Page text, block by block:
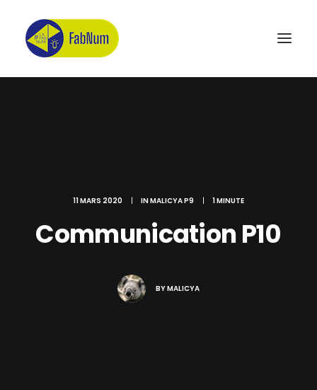
11 MARS 2020 | INMALICYA P9 | 1 MINUTE
Communication P10
BYMALICYA